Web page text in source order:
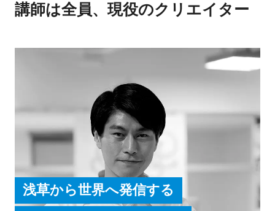
講師は全員、現役のクリエイター
浅草から世界へ発信する